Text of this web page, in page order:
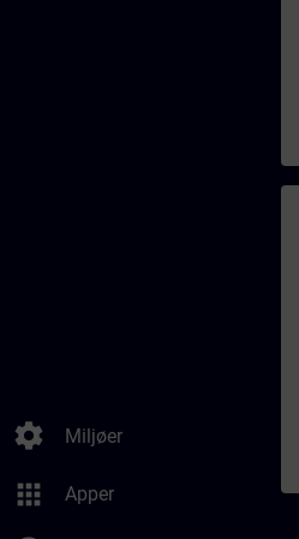
settings Miljøer
apps Apper